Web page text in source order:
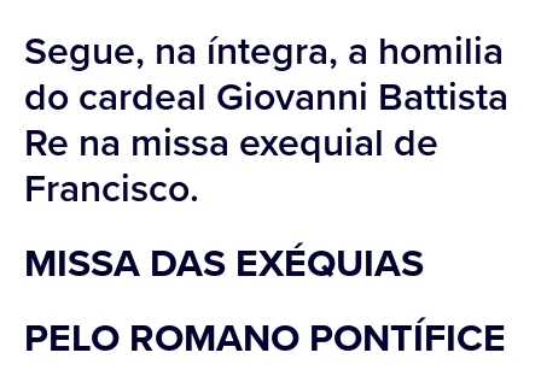
Segue, na íntegra, a homilia
do cardeal Giovanni Battista
Re na missa exequial de
Francisco.
MISSA DAS EXÉQUIAS
PELO ROMANO PONTÍFICE